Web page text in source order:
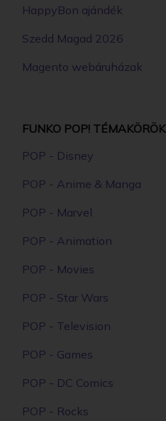
HappyBon ajándék
Szedd Magad 2026
Magento webáruházak
FUNKO POP! TÉMAKÖRÖK
POP - Disney
POP - Anime & Manga
POP - Marvel
POP - Animation
POP - Movies
POP - Star Wars
POP - Television
POP - Games
POP - DC Comics
POP - Rocks